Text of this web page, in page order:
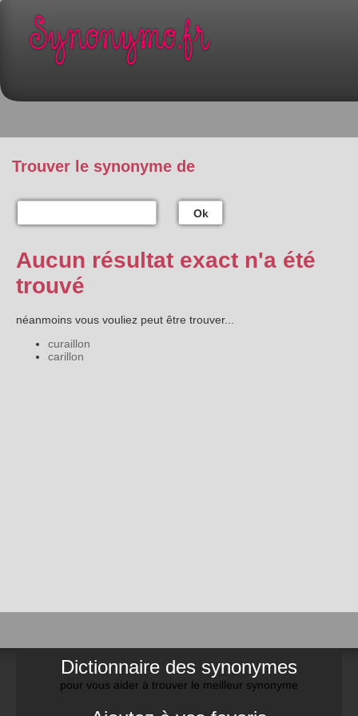
Trouver le synonyme de
Ok
Aucun résultat exact n'a été
trouvé
néanmoins vous vouliez peut être trouver...
curaillon
carillon
Dictionnaire des synonymes
pour vous aider à trouver le meilleur synonyme